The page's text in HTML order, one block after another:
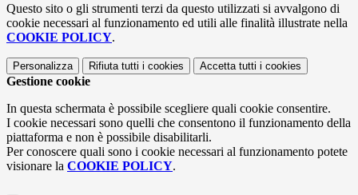
Questo sito o gli strumenti terzi da questo utilizzati si avvalgono di
cookie necessari al funzionamento ed utili alle finalità illustrate nella
COOKIE POLICY.
Personalizza Rifiuta tutti i cookies Accetta tutti i cookies
Gestione cookie
In questa schermata è possibile scegliere quali cookie consentire.
I cookie necessari sono quelli che consentono il funzionamento della
piattaforma e non è possibile disabilitarli.
Per conoscere quali sono i cookie necessari al funzionamento potete
visionare la COOKIE POLICY.